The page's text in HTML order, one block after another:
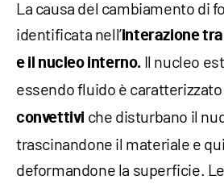
La causa del cambiamento di
identificata nell’interazione
e il nucleo interno. Il nucleo
essendo fluido è caratterizzato
convettivi che disturbano il
trascinandone il materiale e
deformandone la superficie.